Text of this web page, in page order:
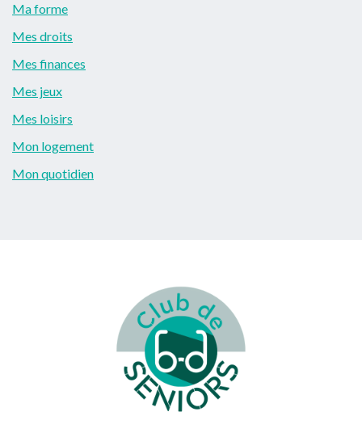
Ma forme
Mes droits
Mes finances
Mes jeux
Mes loisirs
Mon logement
Mon quotidien